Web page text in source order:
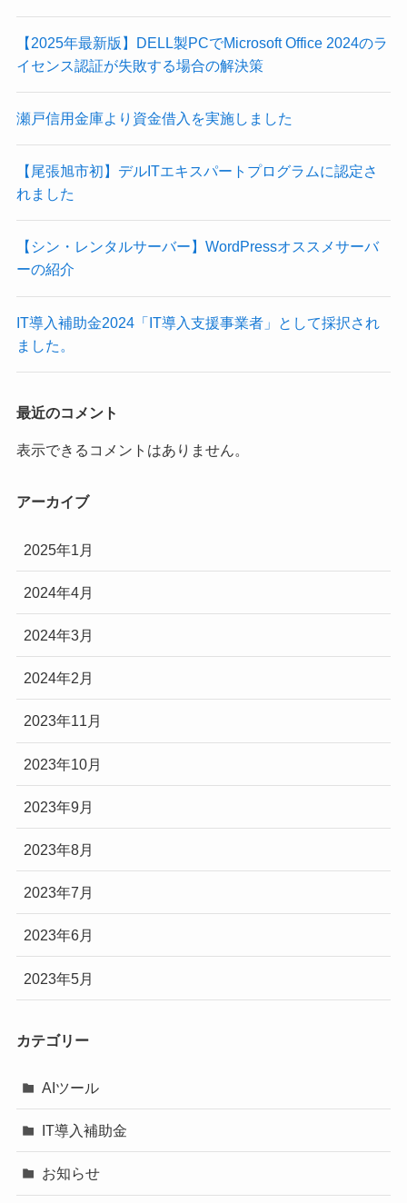
【2025年最新版】DELL製PCでMicrosoft Office 2024のラ
イセンス認証が失敗する場合の解決策
瀬戸信用金庫より資金借入を実施しました
【尾張旭市初】デルITエキスパートプログラムに認定さ
れました
【シン・レンタルサーバー】WordPressオススメサーバ
ーの紹介
IT導入補助金2024「IT導入支援事業者」として採択され
ました。
最近のコメント
表示できるコメントはありません。
アーカイブ
2025年1月
2024年4月
2024年3月
2024年2月
2023年11月
2023年10月
2023年9月
2023年8月
2023年7月
2023年6月
2023年5月
カテゴリー
AIツール
IT導入補助金
お知らせ